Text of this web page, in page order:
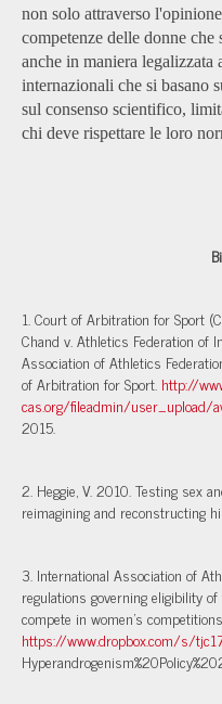
non solo attraverso
competenze delle donne che
anche in maniera legalizzata
internazionali che si basano
sul consenso scientifico,
chi deve rispettare le loro
1. Court of Arbitration for Sport
Chand v. Athletics Federation of
Association of Athletics
of Arbitration for Sport. http://
cas.org/fileadmin/user_upload/
2015.
2. Heggie, V. 2010. Testing sex
reimagining and reconstructing
3. International Association of
regulations governing eligibility
compete in women’s
https://www.dropbox.com/s/